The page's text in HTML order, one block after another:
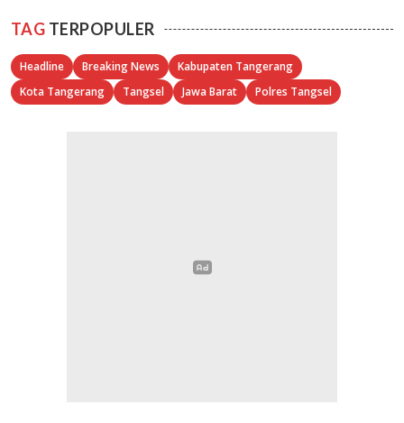
TAG TERPOPULER
Headline Breaking News
Kabupaten Tangerang
Kota Tangerang
Tangsel Jawa Barat Polres Tangsel